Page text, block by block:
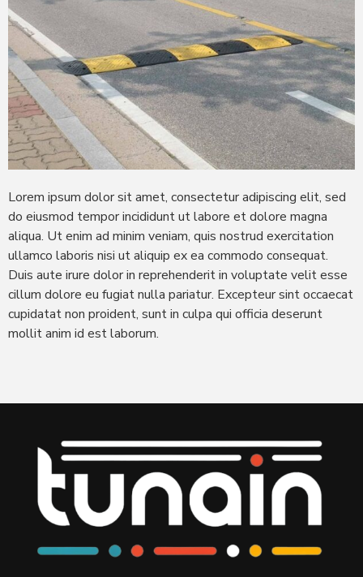
Lorem ipsum dolor sit amet, consectetur adipiscing elit, sed
do eiusmod tempor incididunt ut labore et dolore magna
aliqua. Ut enim ad minim veniam, quis nostrud exercitation
ullamco laboris nisi ut aliquip ex ea commodo consequat.
Duis aute irure dolor in reprehenderit in voluptate velit esse
cillum dolore eu fugiat nulla pariatur. Excepteur sint occaecat
cupidatat non proident, sunt in culpa qui officia deserunt
mollit anim id est laborum.